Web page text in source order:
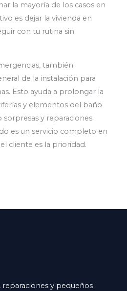
la mayoría de los casos en
es dejar la vivienda en
con tu rutina sin
también
de la instalación para
Esto ayuda a prolongar la
y elementos del baño
sorpresas y reparaciones
es un servicio completo en
cliente es la prioridad.
y pequeños